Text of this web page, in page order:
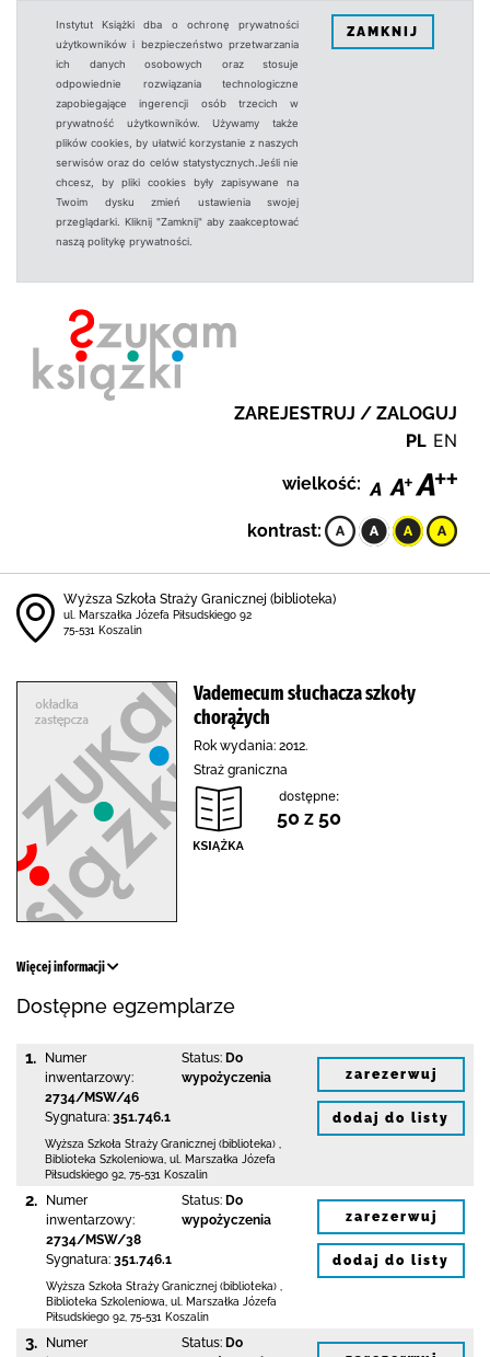
Instytut Książki dba o ochronę prywatności
użytkowników i bezpieczeństwo przetwarzania
ich danych osobowych oraz stosuje
odpowiednie rozwiązania technologiczne
zapobiegające ingerencji osób trzecich w
prywatność użytkowników. Używamy także
plików cookies, by ułatwić korzystanie z naszych
serwisów oraz do celów statystycznych.Jeśli nie
chcesz, by pliki cookies były zapisywane na
Twoim dysku zmień ustawienia swojej
przeglądarki. Kliknij "Zamknij" aby zaakceptować
naszą politykę prywatności.
ZAMKNIJ
ZAREJESTRUJ / ZALOGUJ
PL EN
wielkość:
kontrast:
Wyższa Szkoła Straży Granicznej (biblioteka)
ul. Marszałka Józefa Piłsudskiego 92
75-531 Koszalin
Vademecum słuchacza szkoły
chorążych
Rok wydania: 2012.
Straż graniczna
dostępne:
50 z 50
Więcej informacji
Dostępne egzemplarze
1.
Numer
inwentarzowy:
2734/MSW/46
Sygnatura: 351.746.1
Status: Do
wypożyczenia
Wyższa Szkoła Straży Granicznej (biblioteka)
Biblioteka Szkoleniowa, ul. Marszałka Józefa
Piłsudskiego 92 75-531 Koszalin
zarezerwuj
dodaj do listy
2.
Numer
inwentarzowy:
2734/MSW/38
Sygnatura: 351.746.1
Status: Do
wypożyczenia
Wyższa Szkoła Straży Granicznej (biblioteka)
Biblioteka Szkoleniowa, ul. Marszałka Józefa
Piłsudskiego 92 75-531 Koszalin
zarezerwuj
dodaj do listy
3.
Numer
Status: Do